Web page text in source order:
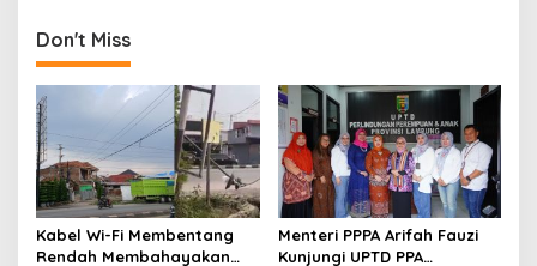
a
v
i
g
a
t
i
Don't Miss
Kabel Wi-Fi Membentang
Rendah Membahayakan
Menteri PPPA Arifah Fauzi
Kunjungi UPTD PPA